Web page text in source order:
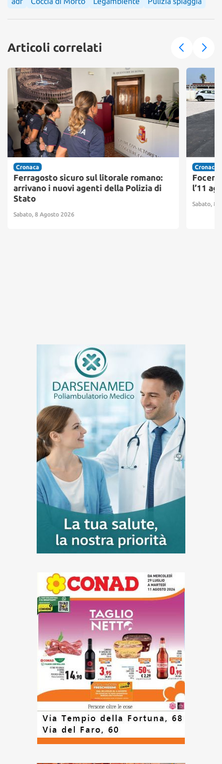
Articoli correlati
Cronaca
Ferragosto sicuro sul litorale romano:
arrivano i nuovi agenti della Polizia di
Stato
Sabato, 8 Agosto 2026
Cronaca
l’11
Sabato, 8